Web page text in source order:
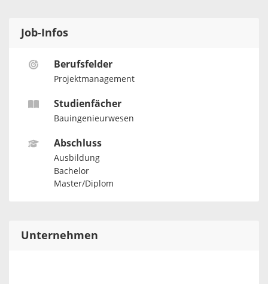
Job-Infos
Berufsfelder
Projektmanagement
Studienfächer
Bauingenieurwesen
Abschluss
Ausbildung
Bachelor
Master/Diplom
Unternehmen